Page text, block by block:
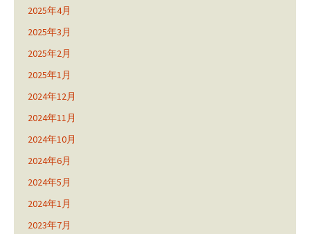
2025年4月
2025年3月
2025年2月
2025年1月
2024年12月
2024年11月
2024年10月
2024年6月
2024年5月
2024年1月
2023年7月